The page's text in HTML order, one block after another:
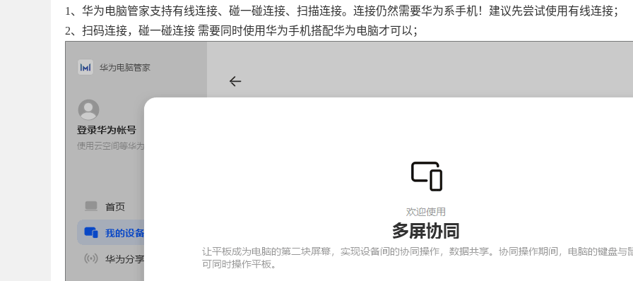
1、华为电脑管家支持有线连接、碰一碰连接、扫描连接。连接仍然需要华为系手机！建议先尝试使用有线连接；
2、扫码连接，碰一碰连接 需要同时使用华为手机搭配华为电脑才可以；